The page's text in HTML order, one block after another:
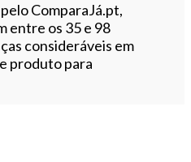
ComparaJá.pt,
entre os 35 e 98
consideráveis em
produto para